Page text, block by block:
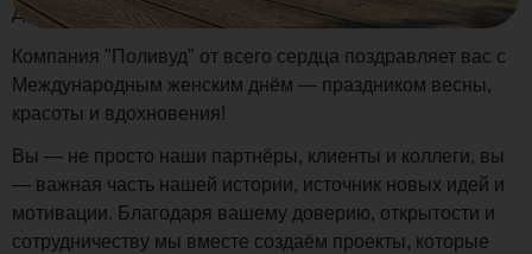
Дорогие наши женщины!
Компания "Поливуд" от всего сердца поздравляет вас с
Международным женским днём — праздником весны,
красоты и вдохновения!
Вы — не просто наши партнёры, клиенты и коллеги, вы
— важная часть нашей истории, источник новых идей и
мотивации. Благодаря вашему доверию, открытости и
сотрудничеству мы вместе создаём проекты, которые